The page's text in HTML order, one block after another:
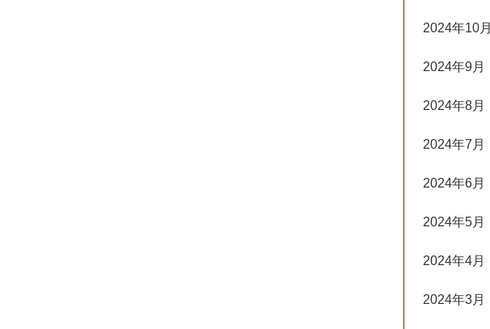
2024年10月
2024年9月
2024年8月
2024年7月
2024年6月
2024年5月
2024年4月
2024年3月